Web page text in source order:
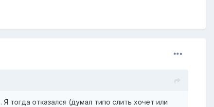
тогда отказался (думал типо слить хочет или